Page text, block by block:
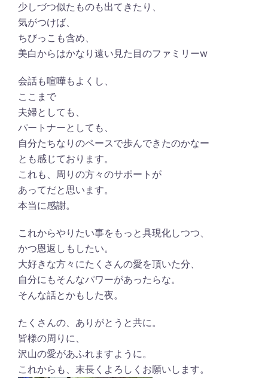
少しづつ似たものも出てきたり、
気がつけば、
ちびっこも含め、
美白からはかなり遠い見た目のファミリーw
会話も喧嘩もよくし、
ここまで
夫婦としても、
パートナーとしても、
自分たちなりのペースで歩んできたのかなー
とも感じております。
これも、周りの方々のサポートが
あってだと思います。
本当に感謝。
これからやりたい事をもっと具現化しつつ、
かつ恩返しもしたい。
大好きな方々にたくさんの愛を頂いた分、
自分にもそんなパワーがあったらな。
そんな話とかもした夜。
たくさんの、ありがとうと共に。
皆様の周りに、
沢山の愛があふれますように。
これからも、末長くよろしくお願いします。